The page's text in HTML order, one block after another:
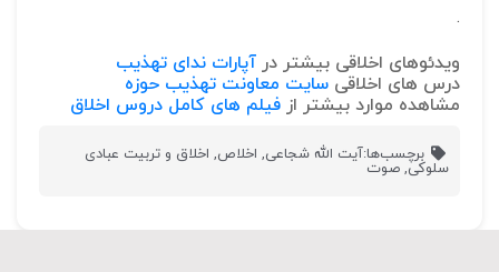
.
ویدئوهای اخلاقی بیشتر در آپارات ندای تهذیب
درس های اخلاقی سایت معاونت تهذیب حوزه
مشاهده موارد بیشتر از فیلم های کامل دروس اخلاق
برچسب‌ها:آیت الله شجاعی, اخلاص, اخلاق و تربیت عبادی
سلوکی, صوت